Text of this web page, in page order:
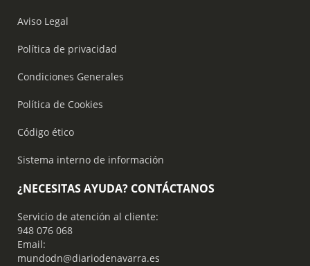
Aviso Legal
Política de privacidad
Condiciones Generales
Política de Cookies
Código ético
Sistema interno de información
¿NECESITAS AYUDA? CONTÁCTANOS
Servicio de atención al cliente:
948 076 068
Email:
mundodn@diariodenavarra.es